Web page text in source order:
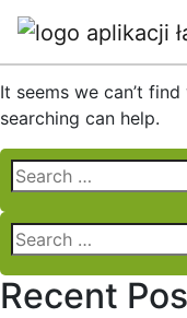
Nothing
It seems we can’t
searching can help.
Search
for:
Search
for:
Recent